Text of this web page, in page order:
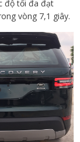
độ tối đa đạt
vòng 7,1 giây.